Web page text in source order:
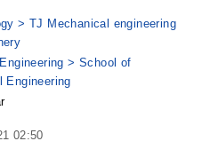
> TJ Mechanical engineering
> School of
Engineering
02:50